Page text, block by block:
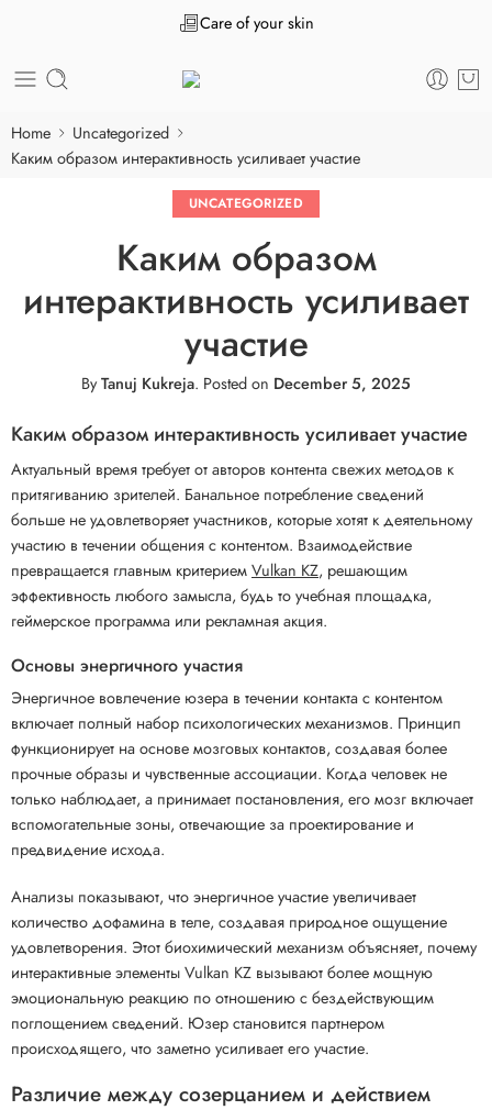
Care of your skin
Home
Uncategorized
Каким образом интерактивность усиливает участие
UNCATEGORIZED
Каким образом
интерактивность усиливает
участие
ByTanuj Kukreja. Posted on December 5, 2025
Каким образом интерактивность усиливает участие
Актуальный время требует от авторов контента свежих методов к
притягиванию зрителей. Банальное потребление сведений
больше не удовлетворяет участников, которые хотят к деятельному
участию в течении общения с контентом. Взаимодействие
превращается главным критериемVulkan KZ, решающим
эффективность любого замысла, будь то учебная площадка,
геймерское программа или рекламная акция.
Основы энергичного участия
Энергичное вовлечение юзера в течении контакта с контентом
включает полный набор психологических механизмов. Принцип
функционирует на основе мозговых контактов, создавая более
прочные образы и чувственные ассоциации. Когда человек не
только наблюдает, а принимает постановления, его мозг включает
вспомогательные зоны, отвечающие за проектирование и
предвидение исхода.
Анализы показывают, что энергичное участие увеличивает
количество дофамина в теле, создавая природное ощущение
удовлетворения. Этот биохимический механизм объясняет, почему
интерактивные элементы Vulkan KZ вызывают более мощную
эмоциональную реакцию по отношению с бездействующим
поглощением сведений. Юзер становится партнером
происходящего, что заметно усиливает его участие.
Различие между созерцанием и действием